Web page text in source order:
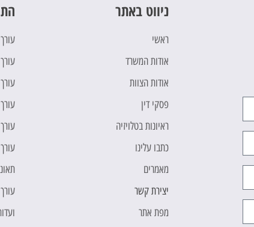
ניווט באתר
ראשי
אודות המשרד
אודות הצוות
פסקי דין
ראיונות בטלויזיה
כתבו עלינו
מאמרים
יצירת קשר
מפת אתר